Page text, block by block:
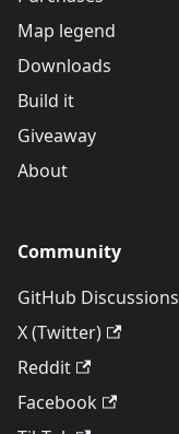
Map legend
Downloads
Build it
Giveaway
About
Community
GitHub Discussions
X (Twitter)
Reddit
Facebook